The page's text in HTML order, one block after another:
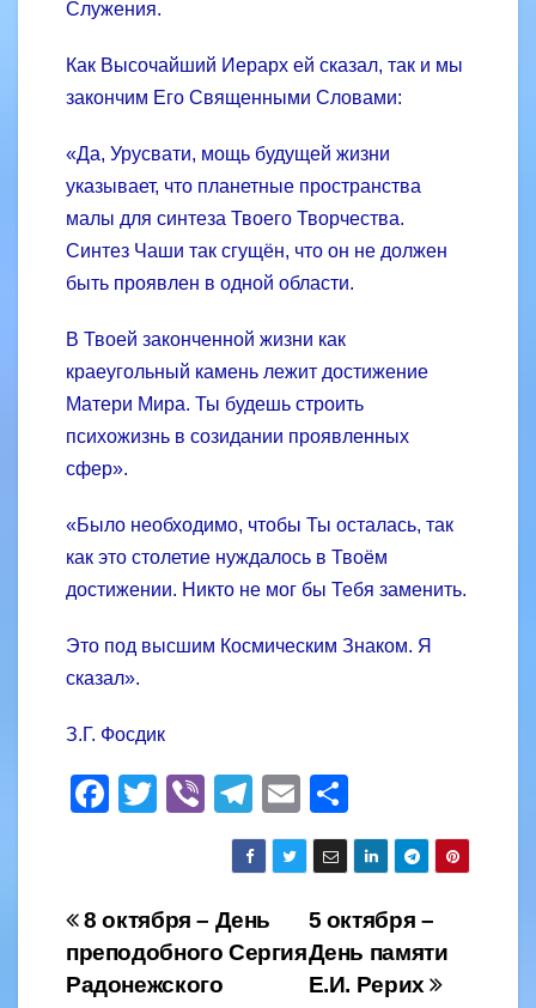
Служения.
Как Высочайший Иерарх ей сказал, так и мы
закончим Его Священными Словами:
«Да, Урусвати, мощь будущей жизни
указывает, что планетные пространства
малы для синтеза Твоего Творчества.
Синтез Чаши так сгущён, что он не должен
быть проявлен в одной области.
В Твоей законченной жизни как
краеугольный камень лежит достижение
Матери Мира. Ты будешь строить
психожизнь в созидании проявленных
сфер».
«Было необходимо, чтобы Ты осталась, так
как это столетие нуждалось в Твоём
достижении. Никто не мог бы Тебя заменить.
Это под высшим Космическим Знаком. Я
сказал».
З.Г. Фосдик
F
e
b
o
T
er
Vi
er
T
el
e
gr
a
E
m
ail
h
ar
e
Навігація
записів
5 октября –
День памяти
Е.И. Рерих
8 октября – День
преподобного Сергия
Радонежского